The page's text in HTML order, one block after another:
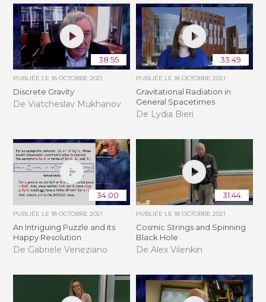
38:55
PUBLIÉE LE18 OCTOBRE 2021
Discrete Gravity
De Viatcheslav Mukhanov
33:49
PUBLIÉE LE 18 OCTOBRE 2021
Gravitational Radiation in
General Spacetimes
De Lydia Bieri
34:00
PUBLIÉE LE18 OCTOBRE 2021
An Intriguing Puzzle and its
Happy Resolution
De Gabriele Veneziano
31:44
PUBLIÉE LE 18 OCTOBRE 2021
Cosmic Strings and Spinning
Black Hole
De Alex Vilenkin